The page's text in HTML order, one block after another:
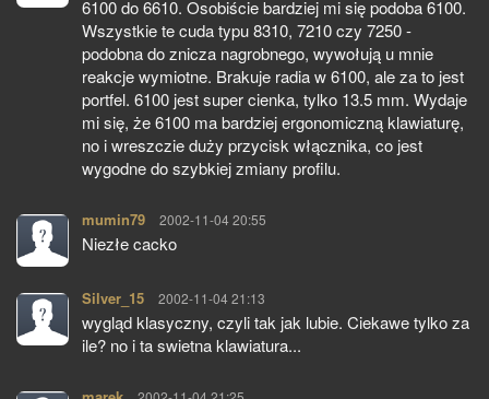
6100 do 6610. Osobiście bardziej mi się podoba 6100.
Wszystkie te cuda typu 8310, 7210 czy 7250 -
podobna do znicza nagrobnego, wywołują u mnie
reakcje wymiotne. Brakuje radia w 6100, ale za to jest
portfel. 6100 jest super cienka, tylko 13.5 mm. Wydaje
mi się, że 6100 ma bardziej ergonomiczną klawiaturę,
no i wreszczie duży przycisk włącznika, co jest
wygodne do szybkiej zmiany profilu.
mumin79 pisze:
2002-11-04 20:55
Niezłe cacko
Silver_15 pisze:
2002-11-04 21:13
wygląd klasyczny, czyli tak jak lubie. Ciekawe tylko za
ile? no i ta swietna klawiatura...